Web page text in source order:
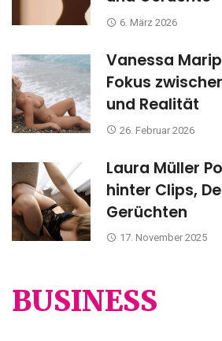
6. März 2026
Vanessa
Fokus
und Realität
26. Februar 2026
Laura Müller
hinter Clips,
Gerüchten
17. November 2025
BUSINESS